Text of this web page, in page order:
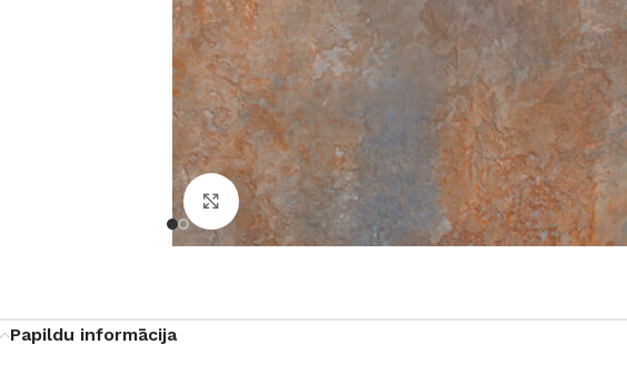
Noklikšķiniet, lai palielinātu
Papildu informācija